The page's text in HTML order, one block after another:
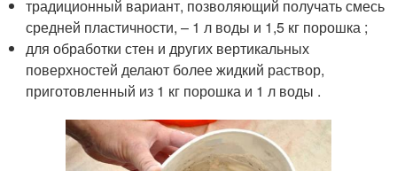
традиционный вариант, позволяющий получать смесь
средней пластичности, – 1 л воды и 1,5 кг порошка ;
для обработки стен и других вертикальных
поверхностей делают более жидкий раствор,
приготовленный из 1 кг порошка и 1 л воды .